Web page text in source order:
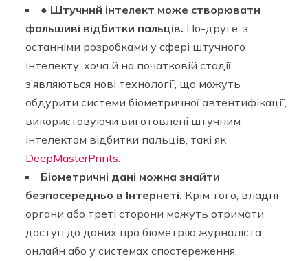
● Штучний інтелект може створювати
фальшиві відбитки пальців. По-друге, з
останніми розробками у сфері штучного
інтелекту, хоча й на початковій стадії,
з’являються нові технології, що можуть
обдурити системи біометричної автентифікації,
використовуючи виготовлені штучним
інтелектом відбитки пальців, такі як
DeepMasterPrints
Біометричні дані можна знайти
безпосередньо в Інтернеті. Крім того, владні
органи або треті сторони можуть отримати
доступ до даних про біометрію журналіста
онлайн або у системах спостереження,